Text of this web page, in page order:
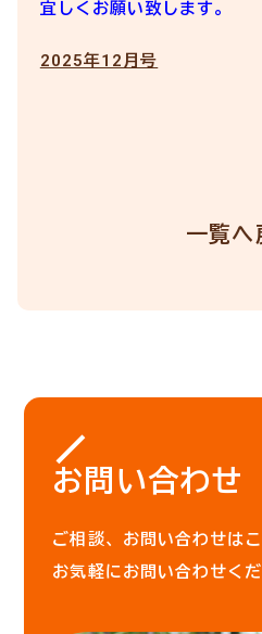
宜しくお願い致します。
2025年12月号
一覧へ
お問い合わせ
ご相談、お問い合わせはこ
お気軽にお問い合わせくだ